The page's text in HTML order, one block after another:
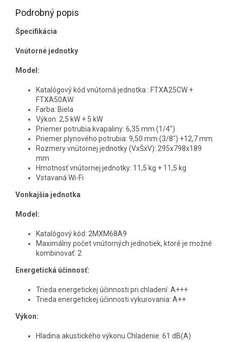
Podrobný popis
Špecifikácia
Vnútorné jednotky
Model:
Katalógový kód vnútorná jednotka : FTXA25CW +
FTXA50AW
Farba: Biela
Výkon: 2,5 kW + 5 kW
Priemer potrubia kvapaliny: 6,35 mm (1/4")
Priemer plynového potrubia: 9,50 mm (3/8") +12,7 mm
Rozmery vnútornej jednotky (VxŠxV): 295x798x189
mm
Hmotnosť vnútornej jednotky: 11,5 kg + 11,5 kg
Vstavaná Wi-Fi
Vonkajšia jednotka
Model:
Katalógový kód: 2MXM68A9
Maximálny počet vnútorných jednotiek, ktoré je možné
kombinovať: 2
Energetická účinnosť:
Trieda energetickej účinnosti pri chladení: A+++
Trieda energetickej účinnosti vykurovania: A++
Výkon:
Hladina akustického výkonu Chladenie: 61 dB(A)